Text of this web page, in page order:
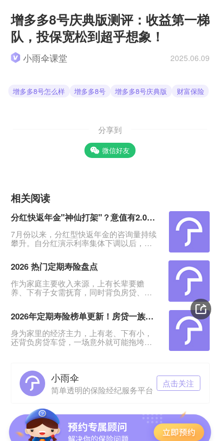
增多多8号庆典版测评：收益第一梯
队，投保宽松到超乎想象！
小雨伞课堂 2025.06.09
增多多8号怎么样 增多多8号 增多多8号庆典版 财富保险
分享到
微信好友
相关阅读
分红快返年金"神仙打架"？意值有2.0深度测评！
7月份以来，分红型快返年金的咨询量持续
攀升。自分红演示利率集体下调以后，相
2.9%、30年IRR约2.6%的表现，快返年金
从第5年末起就能领约3%的年金及红利，
能更能快速抓住客户的眼球。&nbsp;在整
体热度上升的同时，各家保险公司也纷纷
推出主力产品，快返年金赛道进入&quot;
华等
2026 热门定期寿险盘点
作为家庭主要收入来源，上有长辈要赡
养、下有子女需抚育，同时背负房贷、车
济很容易陷入崩塌。定期寿险凭借低廉保
费、高额保障的优势，成为普通家庭门槛
最低、实用性最强的刚需保障。如今市面
上定寿产品层出不穷，不同产品在理赔规
则、健康告知、免责条款上差异明显，普
2026年定期寿险榜单更新！房贷一族必备！
身为家里的经济主力，上有老、下有小，
还背负房贷车贷，一场意外就可能拖垮全
上定寿产品多，理赔规则、健康要求等都
有差别，普通人怎么挑选？&nbsp;今日更
新2026年定期寿险榜单，这是结合普通家
庭真实需求筛选出来的优秀产品，不同家
速来收藏！&nbsp
小雨伞
简单透明的保险经纪服务平台
点击关注